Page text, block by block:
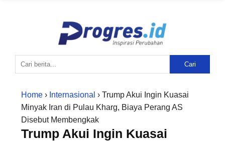
Cari
Home › Internasional › Trump Akui Ingin Kuasai
Minyak Iran di Pulau Kharg, Biaya Perang AS
Disebut Membengkak
Trump Akui Ingin Kuasai